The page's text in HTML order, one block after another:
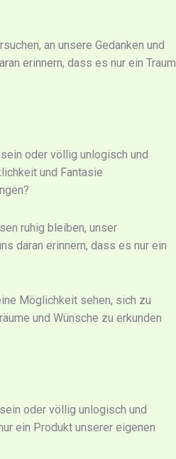
an unsere Gedanken und
erinnern, dass es nur ein Traum
oder völlig unlogisch und
und Fantasie
ruhig bleiben, unser
daran erinnern, dass es nur ein
Möglichkeit sehen, sich zu
und Wünsche zu erkunden
oder völlig unlogisch und
ein Produkt unserer eigenen